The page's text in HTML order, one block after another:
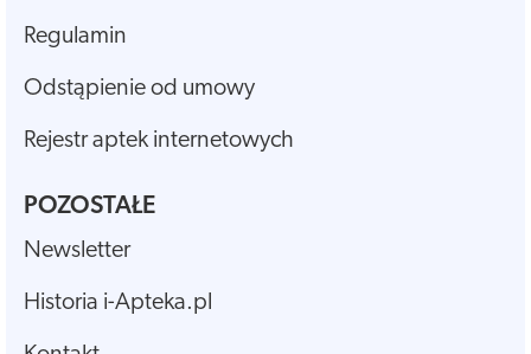
Regulamin
Odstąpienie od umowy
Rejestr aptek internetowych
POZOSTAŁE
Newsletter
Historia i-Apteka.pl